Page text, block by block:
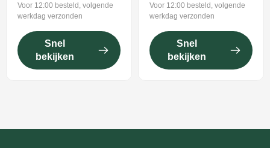
Voor 12:00 besteld, volgende
werkdag verzonden
Snel
bekijken
Voor 12:00 besteld, volgende
werkdag verzonden
Snel
bekijken